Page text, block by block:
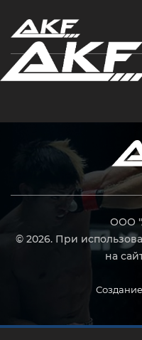
ООО
© 2026. При
на
Нажмите Enter для